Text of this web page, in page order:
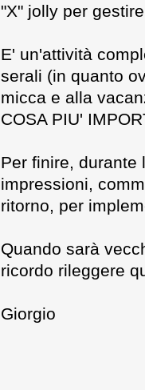
"X" jolly per
E' un'attività
serali (in quanto
micca e alla
COSA PIU'
Per finire, durante
impressioni,
ritorno, per
Quando sarà
ricordo rileggere
Giorgio